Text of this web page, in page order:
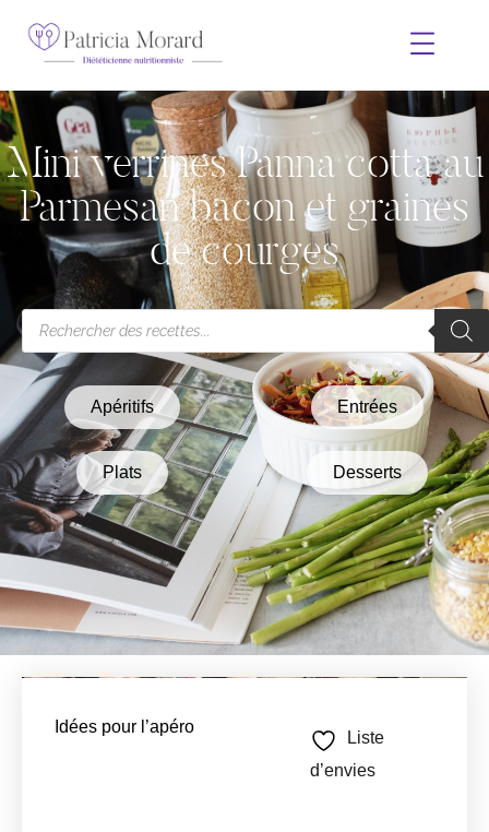
Mini verrines Panna cotta au
Parmesan bacon et graines
de courges
Apéritifs Entrées
Plats Desserts
Idées pour l’apéro
Liste
d’envies